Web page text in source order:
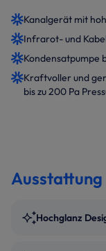
Kanalgerät mit
Infrarot- und
Kondensatpumpe
Kraftvoller und
bis zu 200 Pa
Ausstattung
Hochglanz